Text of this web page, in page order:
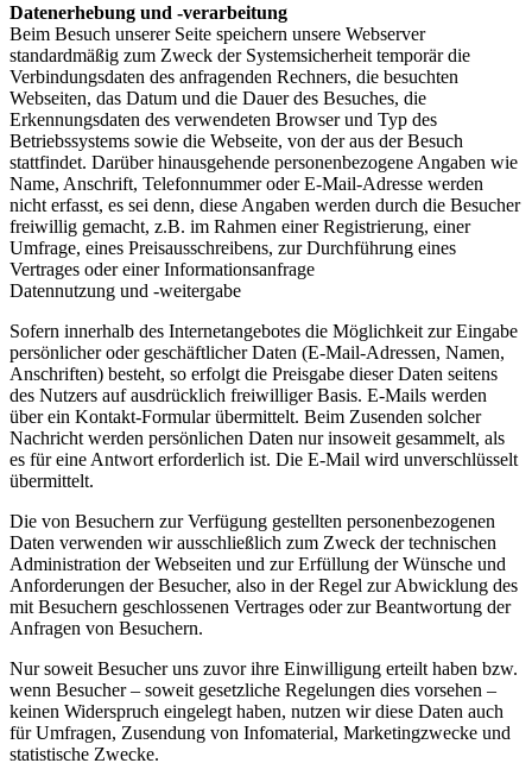
Datenerhebung und -verarbeitung
Beim Besuch unserer Seite speichern unsere Webserver
standardmäßig zum Zweck der Systemsicherheit temporär die
Verbindungsdaten des anfragenden Rechners, die besuchten
Webseiten, das Datum und die Dauer des Besuches, die
Erkennungsdaten des verwendeten Browser und Typ des
Betriebssystems sowie die Webseite, von der aus der Besuch
stattfindet. Darüber hinausgehende personenbezogene Angaben wie
Name, Anschrift, Telefonnummer oder E-Mail-Adresse werden
nicht erfasst, es sei denn, diese Angaben werden durch die Besucher
freiwillig gemacht, z.B. im Rahmen einer Registrierung, einer
Umfrage, eines Preisausschreibens, zur Durchführung eines
Vertrages oder einer Informationsanfrage
Datennutzung und -weitergabe
Sofern innerhalb des Internetangebotes die Möglichkeit zur Eingabe
persönlicher oder geschäftlicher Daten (E-Mail-Adressen, Namen,
Anschriften) besteht, so erfolgt die Preisgabe dieser Daten seitens
des Nutzers auf ausdrücklich freiwilliger Basis. E-Mails werden
über ein Kontakt-Formular übermittelt. Beim Zusenden solcher
Nachricht werden persönlichen Daten nur insoweit gesammelt, als
es für eine Antwort erforderlich ist. Die E-Mail wird unverschlüsselt
übermittelt.
Die von Besuchern zur Verfügung gestellten personenbezogenen
Daten verwenden wir ausschließlich zum Zweck der technischen
Administration der Webseiten und zur Erfüllung der Wünsche und
Anforderungen der Besucher, also in der Regel zur Abwicklung des
mit Besuchern geschlossenen Vertrages oder zur Beantwortung der
Anfragen von Besuchern.
Nur soweit Besucher uns zuvor ihre Einwilligung erteilt haben bzw.
wenn Besucher – soweit gesetzliche Regelungen dies vorsehen –
keinen Widerspruch eingelegt haben, nutzen wir diese Daten auch
für Umfragen, Zusendung von Infomaterial, Marketingzwecke und
statistische Zwecke.